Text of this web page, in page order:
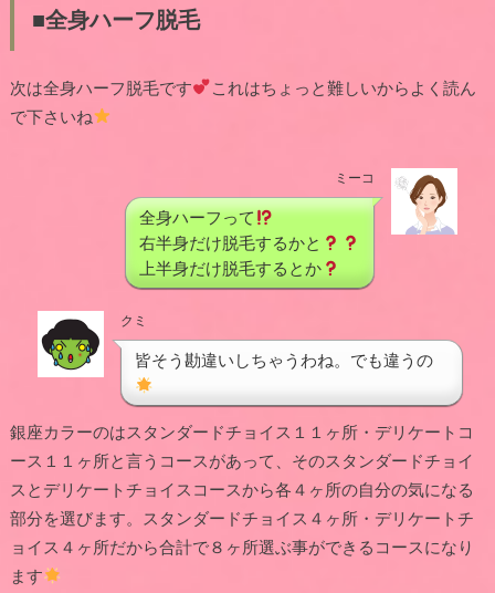
■全身ハーフ脱毛
次は全身ハーフ脱毛です
これはちょっと難しいからよく読ん
で下さいね
ミーコ
全身ハーフって
右半身だけ脱毛するかと
上半身だけ脱毛するとか
クミ
皆そう勘違いしちゃうわね。でも違うの
銀座カラーのはスタンダードチョイス１１ヶ所・デリケートコ
ース１１ヶ所と言うコースがあって、そのスタンダードチョイ
スとデリケートチョイスコースから各４ヶ所の自分の気になる
部分を選びます。スタンダードチョイス４ヶ所・デリケートチ
ョイス４ヶ所だから合計で８ヶ所選ぶ事ができるコースになり
ます